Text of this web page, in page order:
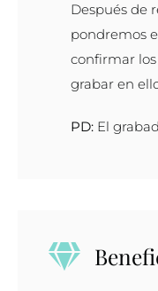
Bombé
-
ancho
4mm
cantidad
Después de
pondremos
confirmar
grabar en
PD: El